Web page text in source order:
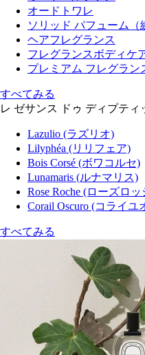
オードトワレ
ソリッド パフューム（
ヘアフレグランス
フレグランスボディケ
プレミアム フレグラン
すべてみる
レ ゼサンス ドゥ ディプティ
Lazulio (ラズリオ)
Lilyphéa (リリフェア)
Bois Corsé (ボワコルセ)
Lunamaris (ルナマリス)
Rose Roche (ローズロ
Corail Oscuro (コライユ
すべてみる